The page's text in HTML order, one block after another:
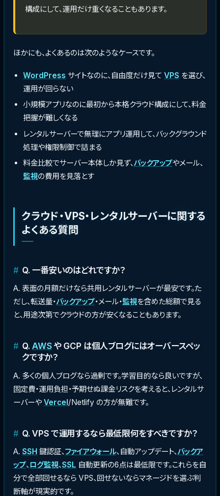
構成にして、運用だけ重くなることもあります。
ほかにも、よくあるのは次のようなケースです。
WordPress サイトなのに、自由度だけ見て VPS を選び、
運用が回らない
小規模アプリなのに最初から本格クラウド構成にして、料金
把握が難しくなる
レンタルサーバーで無理にアプリ運用して、バックグラウンド
処理や権限制御で詰まる
料金比較でサーバー本体しか見ず、バックアップやメール、
監視の費用を見落とす
クラウド・VPS・レンタルサーバーに関する
よくある質問
Q. 一番安いのはどれですか？
A. 表面の月額だけなら共用レンタルサーバーが最安です。た
だし、転送量・バックアップ・メール・監視を含めた総額で見る
と、用途次第でクラウドの方が安くなることもあります。
Q.AWSや GCP は個人ブログにはオーバースペッ
クですか？
A. 多くの個人ブログなら過剰です。学習目的なら良いですが、
固定費・運用負担・予期せぬ課金リスクを考えると、レンタルサ
ーバーや Vercel/Netlify の方が無難です。
Q. VPS で運用するなら最低限何をすべきですか？
A. SSH 鍵認証、 ファイアウォール、自動アップデート、 バックア
ップ、 ログ監視、SSL 自動更新の6点は最低限です。これらを自
分で全部回せるなら VPS、回せないならマネージドを選ぶ判
断軸が現実的です。